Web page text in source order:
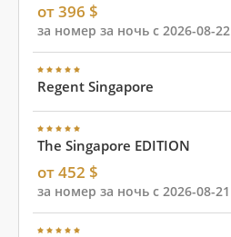
от 396 $
за номер за ночь с 2026-08-22
Regent Singapore
The Singapore EDITION
от 452 $
за номер за ночь с 2026-08-21